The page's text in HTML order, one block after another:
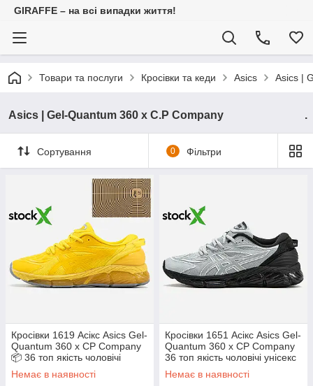
GIRAFFE – на всі випадки життя!
Товари та послуги Кросівки та кеди Asics Asics
Asics | Gel-Quantum 360 x C.P Company .
Сортування 0 Фільтри
Кросівки 1619 Асікс Asics Gel-
Quantum 360 x CP Company
📦 36 топ якість чоловічі
унісекс
Немає в наявності
Кросівки 1651 Асікс Asics Gel-
Quantum 360 x CP Company
36 топ якість чоловічі унісекс
Немає в наявності